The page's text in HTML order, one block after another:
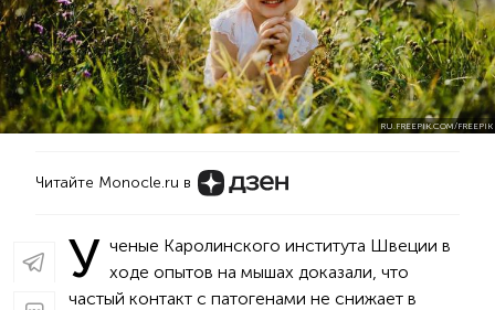
RU.FREEPIK.COM/FREEPIK
Читайте Monocle.ru в
У ченые Каролинского института Швеции в
ходе опытов на мышах доказали, что
частый контакт с патогенами не снижает в